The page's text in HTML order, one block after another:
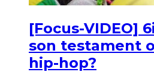
[Focus-VIDEO]
son testament
hip-hop?